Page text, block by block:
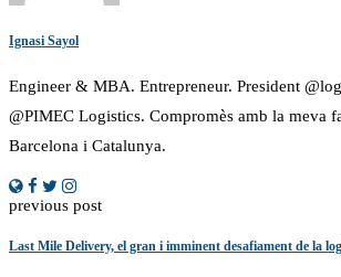
Ignasi Sayol
Engineer & MBA. Entrepreneur. President
@PIMEC Logistics. Compromès amb la meva
Barcelona i Catalunya.
previous post
Last Mile Delivery, el gran i imminent desafiament de la